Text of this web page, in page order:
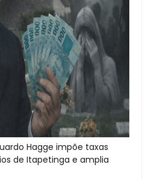
Hagge impõe taxas
de Itapetinga e amplia